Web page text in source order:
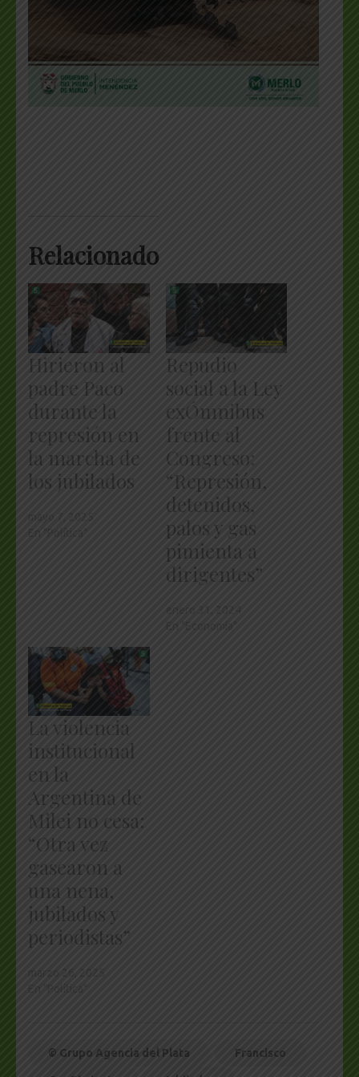
Relacionado
Hirieron al
padre Paco
durante la
represión en
la marcha de
los jubilados
Repudio
social a la Ley
exÓmnibus
frente al
Congreso:
“Represión,
detenidos,
palos y gas
pimienta a
dirigentes”
La violencia
institucional
en la
Argentina de
Milei no cesa:
“Otra vez
gasearon a
una nena,
jubilados y
periodistas”
© Grupo Agencia del Plata Francisco